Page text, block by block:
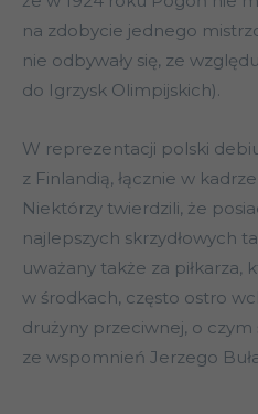
na zdobycie jednego
nie odbywały się, ze
do Igrzysk Olimpijskich).
W reprezentacji polski
z Finlandią, łącznie w
Niektórzy twierdzili, że
najlepszych skrzydłowych
uważany także za piłkarza,
w środkach, często ostro
drużyny przeciwnej, o
ze wspomnień Jerzego